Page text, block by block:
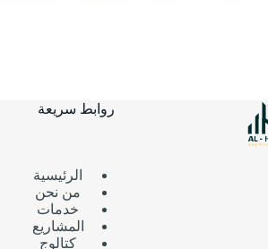
روابط سريعة
الرئيسية
من نحن
خدمات
المشاريع
كتالوج